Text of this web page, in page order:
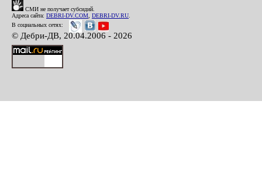
СМИ не получает субсидий.
Адреса сайта: DEBRI-DV.COM DEBRI-DV.RU
В социальных сетях:
© Дебри-ДВ, 20.04.2006 - 2026